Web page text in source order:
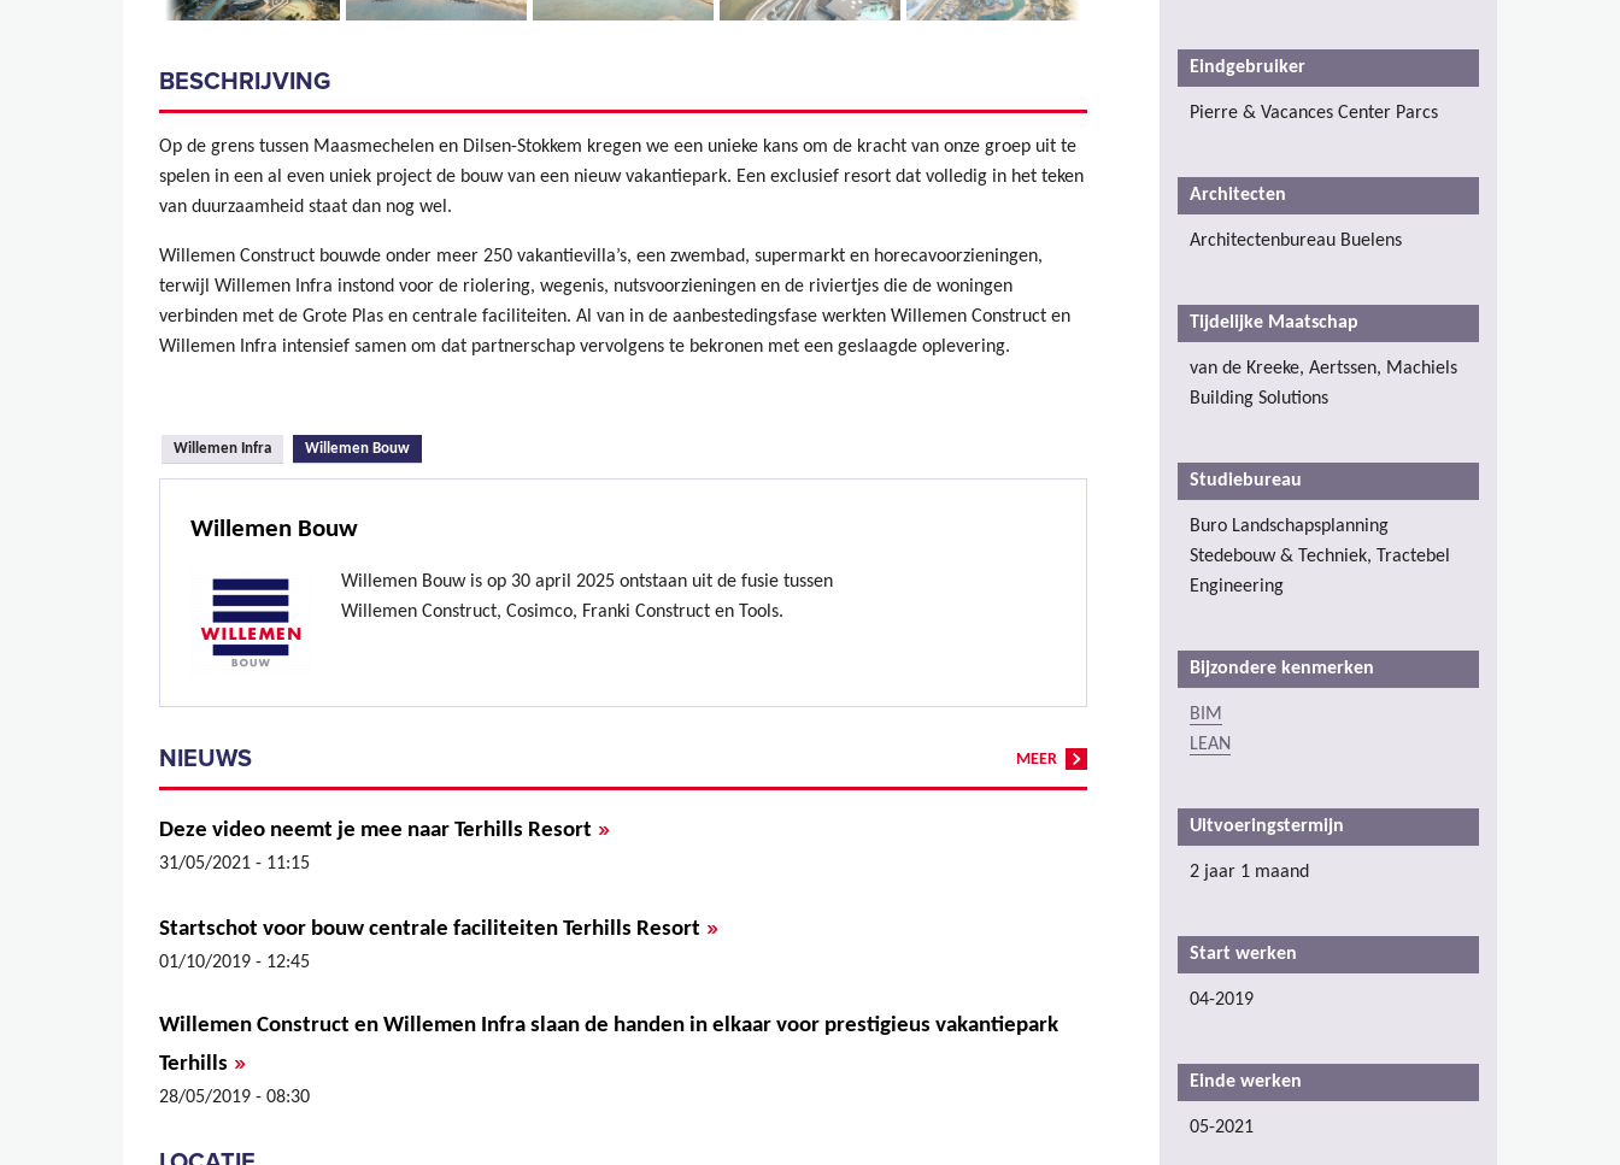
BESCHRIJVING
Op de grens tussen Maasmechelen en Dilsen-Stokkem kregen we een unieke kans om de kracht van onze groep uit te
spelen in een al even uniek project de bouw van een nieuw vakantiepark. Een exclusief resort dat volledig in het teken
van duurzaamheid staat dan nog wel.
Willemen Construct bouwde onder meer 250 vakantievilla’s, een zwembad, supermarkt en horecavoorzieningen,
terwijl Willemen Infra instond voor de riolering, wegenis, nutsvoorzieningen en de riviertjes die de woningen
verbinden met de Grote Plas en centrale faciliteiten. Al van in de aanbestedingsfase werkten Willemen Construct en
Willemen Infra intensief samen om dat partnerschap vervolgens te bekronen met een geslaagde oplevering.
Willemen Infra Willemen Bouw
Willemen Bouw
Willemen Bouw is op 30 april 2025 ontstaan uit de fusie tussen
Willemen Construct, Cosimco, Franki Construct en Tools.
MEER
NIEUWS
Deze video neemt je mee naar Terhills Resort »
31/05/2021 - 11:15
Startschot voor bouw centrale faciliteiten Terhills Resort »
01/10/2019 - 12:45
Willemen Construct en Willemen Infra slaan de handen in elkaar voor prestigieus vakantiepark
Terhills »
28/05/2019 - 08:30
Eindgebruiker
Pierre & Vacances Center Parcs
Architecten
Architectenbureau Buelens
Tijdelijke Maatschap
van de Kreeke, Aertssen, Machiels
Building Solutions
Studiebureau
Buro Landschapsplanning
Stedebouw & Techniek, Tractebel
Engineering
Bijzondere kenmerken
BIM
LEAN
Uitvoeringstermijn
2 jaar 1 maand
Start werken
04-2019
Einde werken
05-2021